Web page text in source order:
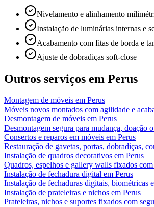
Nivelamento e alinhamento
Instalação de luminárias internas e
Acabamento com fitas de borda e
Ajuste de dobradiças soft-close
Outros serviços em Perus
Montagem de móveis em Perus
Móveis novos montados com agilidade e
Desmontagem de móveis em Perus
Desmontagem segura para mudança, doação
Consertos e reparos em móveis em Perus
Restauração de gavetas, portas, dobradiças,
Instalação de quadros decorativos em Perus
Quadros, espelhos e gallery walls fixados
Instalação de fechadura digital em Perus
Instalação de fechaduras digitais, biométricas
Instalação de prateleiras e nichos em Perus
Prateleiras, nichos e suportes fixados com